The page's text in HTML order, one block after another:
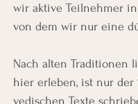
wir aktive Teilnehmer
von dem wir nur eine
Nach alten Traditionen
hier erleben, ist nur der
vedischen Texte